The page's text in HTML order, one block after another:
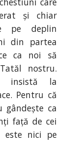
și chiar
pe deplin
din partea
ca noi să
nostru.
insistă la
Pentru că
gândește ca
față de cei
este nici pe